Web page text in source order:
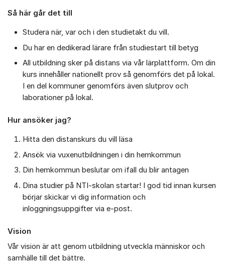
Så här går det till
Studera när, var och i den studietakt du vill.
Du har en dedikerad lärare från studiestart till betyg
All utbildning sker på distans via vår lärplattform. Om din
kurs innehåller nationellt prov så genomförs det på lokal.
I en del kommuner genomförs även slutprov och
laborationer på lokal.
Hur ansöker jag?
Hitta den distanskurs du vill läsa
Ansök via vuxenutbildningen i din hemkommun
Din hemkommun beslutar om ifall du blir antagen
Dina studier på NTI-skolan startar! I god tid innan kursen
börjar skickar vi dig information och
inloggningsuppgifter via e-post.
Vision
Vår vision är att genom utbildning utveckla människor och
samhälle till det bättre.